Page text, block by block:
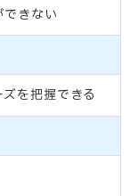
きない
を把握できる